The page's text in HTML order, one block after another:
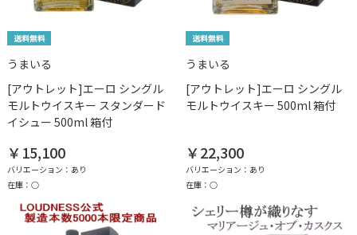
うまいる
[アウトレット]エーロ シングル
モルトウイスキー スタンダード
イシュー 500ml 箱付
￥15,100
バリエーション：あり
在庫：○
うまいる
[アウトレット]エーロ シングル
モルトウイスキー 500ml 箱付
￥22,300
バリエーション：あり
在庫：○